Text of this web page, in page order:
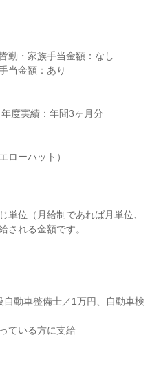
勤・家族手当金額：なし
当金額：あり
度実績：年間3ヶ月分
ローハット）
位（月給制であれば月単位、
される金額です。
動車整備士／1万円、自動車検
ている方に支給